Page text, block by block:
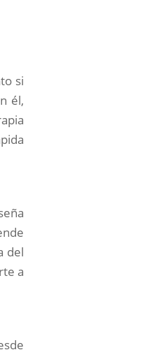
si
él,
del
a